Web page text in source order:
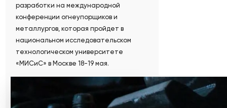
разработки на международной
конференции огнеупорщиков и
металлургов, которая пройдет в
национальном исследовательском
технологическом университете
«МИСиС» в Москве 18-19 мая.